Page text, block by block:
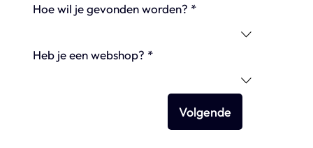
Hoe wil je gevonden worden? *
Heb je een webshop? *
Volgende